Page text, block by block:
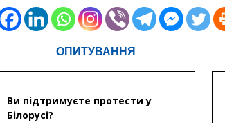
ОПИТУВАННЯ
Ви підтримуєте протести у
Білорусі?